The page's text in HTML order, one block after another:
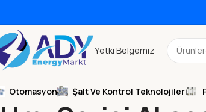
Yetki Belgemiz
Otomasyon Şalt Ve Kontrol Teknolojileri